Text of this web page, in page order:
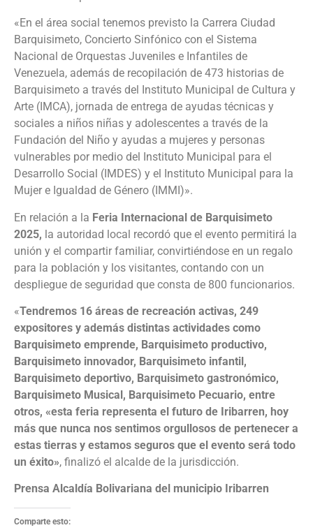
«En el área social tenemos previsto la Carrera Ciudad
Barquisimeto, Concierto Sinfónico con el Sistema
Nacional de Orquestas Juveniles e Infantiles de
Venezuela, además de recopilación de 473 historias de
Barquisimeto a través del Instituto Municipal de Cultura y
Arte (IMCA), jornada de entrega de ayudas técnicas y
sociales a niños niñas y adolescentes a través de la
Fundación del Niño y ayudas a mujeres y personas
vulnerables por medio del Instituto Municipal para el
Desarrollo Social (IMDES) y el Instituto Municipal para la
Mujer e Igualdad de Género (IMMI)».
En relación a la Feria Internacional de Barquisimeto
2025, la autoridad local recordó que el evento permitirá la
unión y el compartir familiar, convirtiéndose en un regalo
para la población y los visitantes, contando con un
despliegue de seguridad que consta de 800 funcionarios.
«Tendremos 16 áreas de recreación activas, 249
expositores y además distintas actividades como
Barquisimeto emprende, Barquisimeto productivo,
Barquisimeto innovador, Barquisimeto infantil,
Barquisimeto deportivo, Barquisimeto gastronómico,
Barquisimeto Musical, Barquisimeto Pecuario, entre
otros, «esta feria representa el futuro de Iribarren, hoy
más que nunca nos sentimos orgullosos de pertenecer a
estas tierras y estamos seguros que el evento será todo
un éxito», finalizó el alcalde de la jurisdicción.
Prensa Alcaldía Bolivariana del municipio Iribarren
Comparte esto: